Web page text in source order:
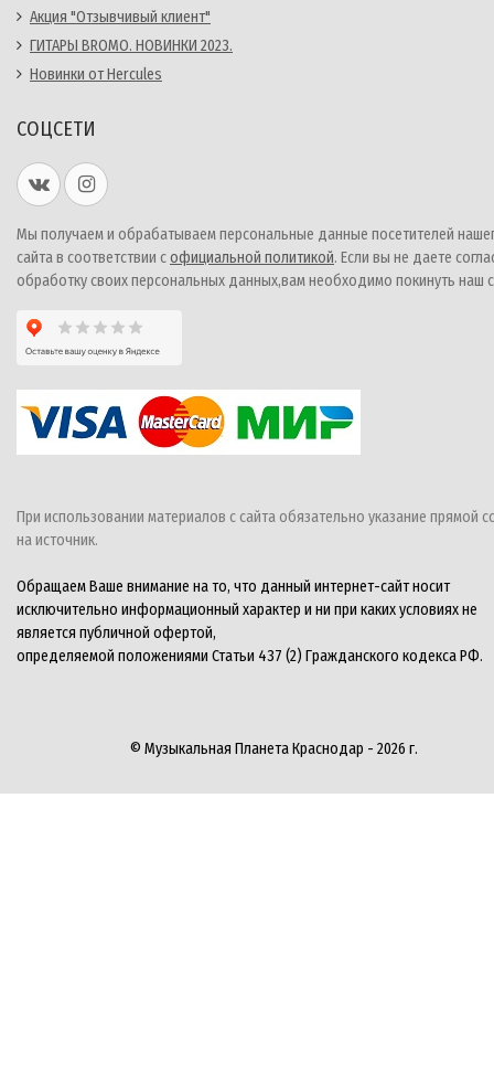
Акция "Отзывчивый клиент"
ГИТАРЫ BROMO. НОВИНКИ 2023.
Новинки от Hercules
СОЦСЕТИ
Мы получаем и обрабатываем персональные данные посетителей
сайта в соответствии софициальной политикой. Если вы не даете
обработку своих персональных данных,вам необходимо покинуть наш
При использовании материалов с сайта обязательно указание прямой
на источник.
Обращаем Ваше внимание на то, что данный интернет-сайт носит
исключительно информационный характер и ни при каких условиях не
является публичной офертой,
определяемой положениями Статьи 437 (2) Гражданского кодекса РФ.
© Музыкальная Планета Краснодар - 2026 г.